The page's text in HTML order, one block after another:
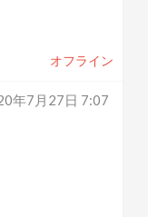
オフライン
年7月27日 7:07